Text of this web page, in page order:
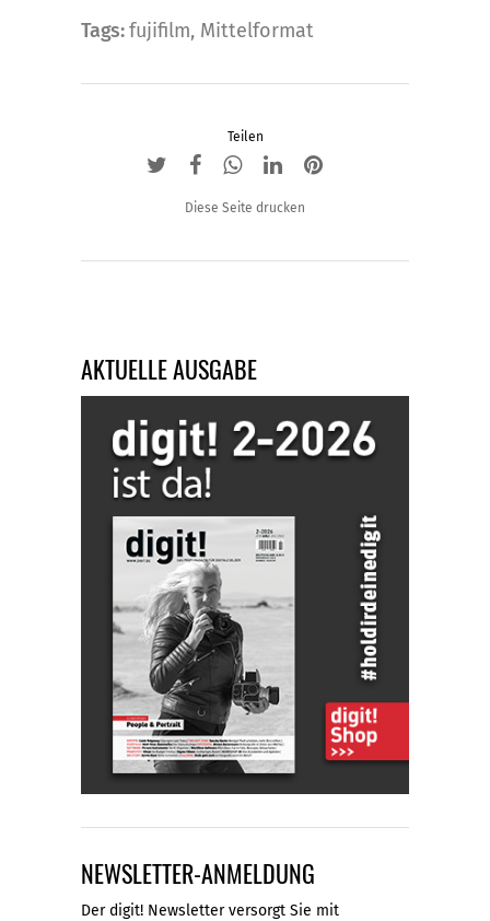
Tags: fujifilm, Mittelformat
Teilen
Diese Seite drucken
AKTUELLE AUSGABE
NEWSLETTER-ANMELDUNG
Der digit! Newsletter versorgt Sie mit